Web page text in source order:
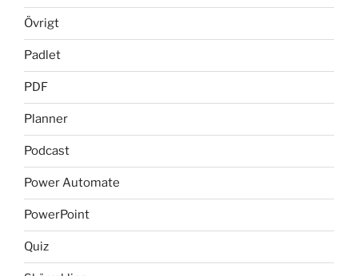
Övrigt
Padlet
PDF
Planner
Podcast
Power Automate
PowerPoint
Quiz